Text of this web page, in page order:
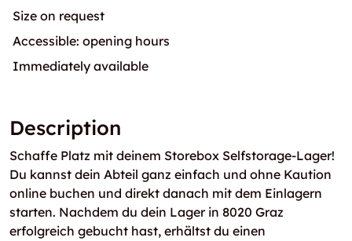
Size on request
Accessible: opening hours
Immediately available
Description
Schaffe Platz mit deinem Storebox Selfstorage-Lager!
Du kannst dein Abteil ganz einfach und ohne Kaution
online buchen und direkt danach mit dem Einlagern
starten. Nachdem du dein Lager in 8020 Graz
erfolgreich gebucht hast, erhältst du einen